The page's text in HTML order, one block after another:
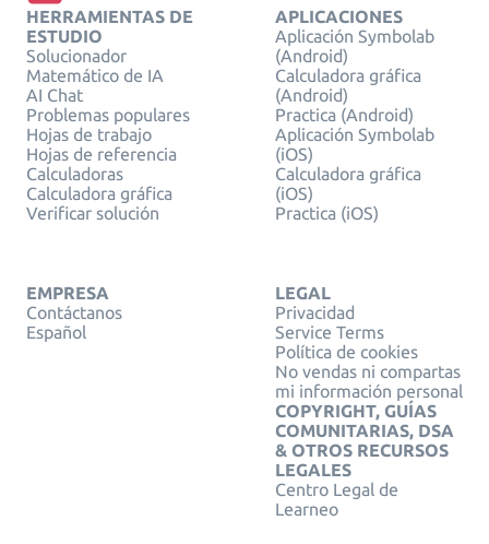
HERRAMIENTAS DE
ESTUDIO
Solucionador
Matemático de IA
AI Chat
Problemas populares
Hojas de trabajo
Hojas de referencia
Calculadoras
Calculadora gráfica
Verificar solución
APLICACIONES
Aplicación Symbolab
(Android)
Calculadora gráfica
(Android)
Practica (Android)
Aplicación Symbolab
(iOS)
Calculadora gráfica
(iOS)
Practica (iOS)
EMPRESA
Contáctanos
Español
LEGAL
Privacidad
Service Terms
Política de cookies
No vendas ni compartas
mi información personal
COPYRIGHT, GUÍAS
COMUNITARIAS, DSA
& OTROS RECURSOS
LEGALES
Centro Legal de
Learneo